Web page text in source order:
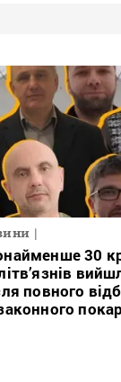
30
повного